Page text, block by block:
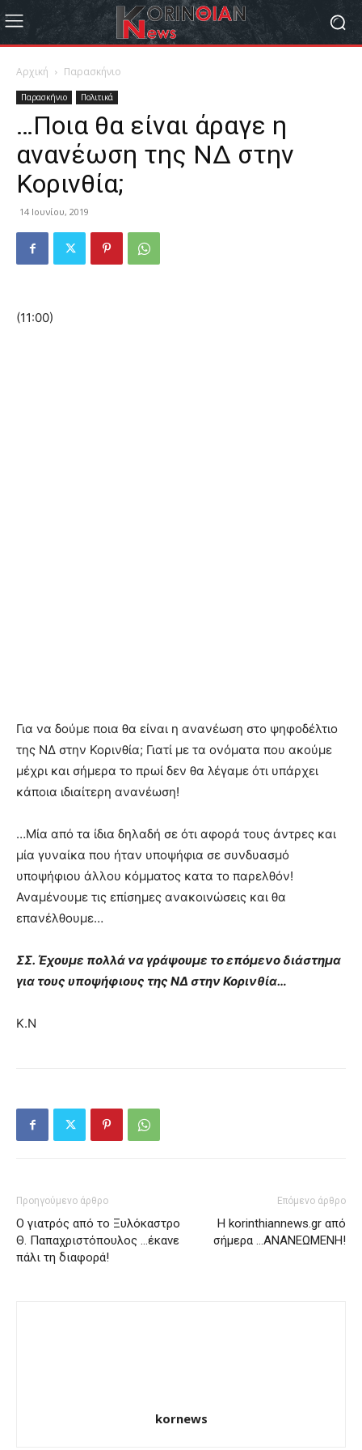
Αρχική Παρασκήνιο
Παρασκήνιο Πολιτικά
…Ποια θα είναι άραγε η
ανανέωση της ΝΔ στην
Κορινθία;
14 Ιουνίου, 2019
(11:00)
Για να δούμε ποια θα είναι η ανανέωση στο ψηφοδέλτιο
της ΝΔ στην Κορινθία; Γιατί με τα ονόματα που ακούμε
μέχρι και σήμερα το πρωί δεν θα λέγαμε ότι υπάρχει
κάποια ιδιαίτερη ανανέωση!
…Μία από τα ίδια δηλαδή σε ότι αφορά τους άντρες και
μία γυναίκα που ήταν υποψήφια σε συνδυασμό
υποψήφιου άλλου κόμματος κατα το παρελθόν!
Αναμένουμε τις επίσημες ανακοινώσεις και θα
επανέλθουμε…
ΣΣ. Έχουμε πολλά να γράψουμε το επόμενο διάστημα
για τους υποψήφιους της ΝΔ στην Κορινθία…
Κ.Ν
Προηγούμενο άρθρο
Ο γιατρός από το Ξυλόκαστρο
Θ. Παπαχριστόπουλος …έκανε
πάλι τη διαφορά!
Επόμενο άρθρο
Η korinthiannews.gr από
σήμερα …ΑΝΑΝΕΩΜΕΝΗ!
kornews